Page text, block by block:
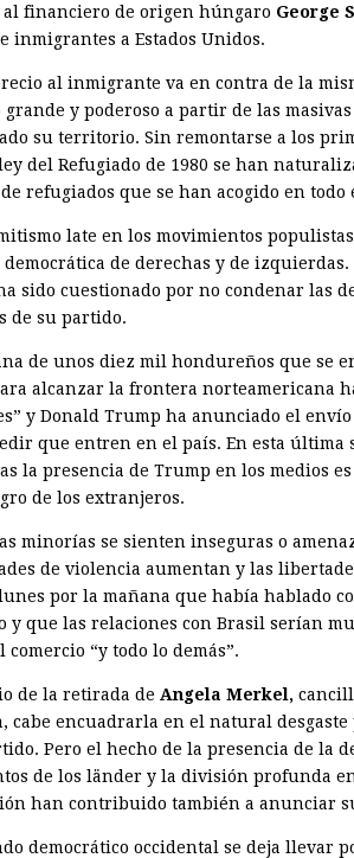
financiero de origen húngaro George
inmigrantes a Estados Unidos.
al inmigrante va en contra de la
grande y poderoso a partir de las
su territorio. Sin remontarse a los
del Refugiado de 1980 se han
refugiados que se han acogido en todo
late en los movimientos
de derechas y de
sido cuestionado por no condenar las
de su partido.
de unos diez mil hondureños que se
alcanzar la frontera norteamericana
y Donald Trump ha anunciado el
que entren en el país. En esta última
la presencia de Trump en los medios
de los extranjeros.
minorías se sienten inseguras o
de violencia aumentan y las
por la mañana que había hablado
y que las re­laciones con Brasil serían
“y todo lo ­demás”.
de la retirada de Angela Merkel,
cabe encuadrarla en el natural
Pero el hecho de la presencia de la
de los länder y la división profunda
han contribuido también a anunciar
democrático occidental se deja llevar